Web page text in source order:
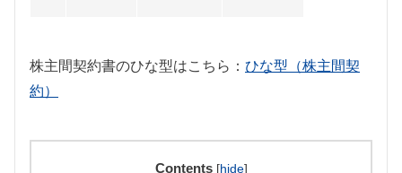
株主間契約書のひな型はこちら： ひな型（株主間契
約）
Contents [hide]